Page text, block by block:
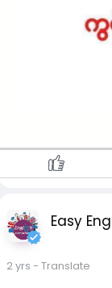
Easy
2 yrs - Translate